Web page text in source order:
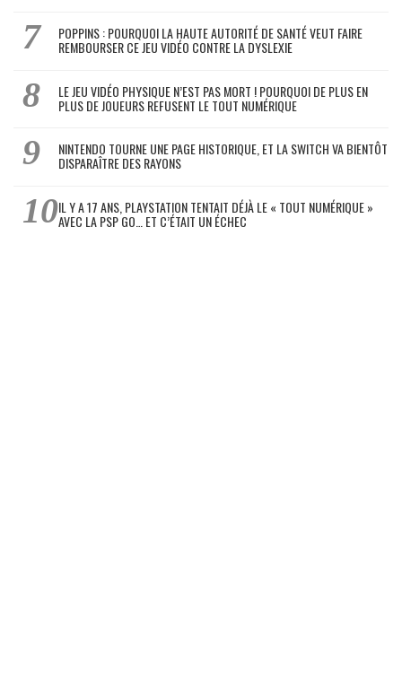
POPPINS : POURQUOI LA HAUTE AUTORITÉ DE SANTÉ VEUT FAIRE
REMBOURSER CE JEU VIDÉO CONTRE LA DYSLEXIE
LE JEU VIDÉO PHYSIQUE N’EST PAS MORT ! POURQUOI DE PLUS EN
PLUS DE JOUEURS REFUSENT LE TOUT NUMÉRIQUE
NINTENDO TOURNE UNE PAGE HISTORIQUE, ET LA SWITCH VA BIENTÔT
DISPARAÎTRE DES RAYONS
IL Y A 17 ANS, PLAYSTATION TENTAIT DÉJÀ LE « TOUT NUMÉRIQUE »
AVEC LA PSP GO… ET C’ÉTAIT UN ÉCHEC